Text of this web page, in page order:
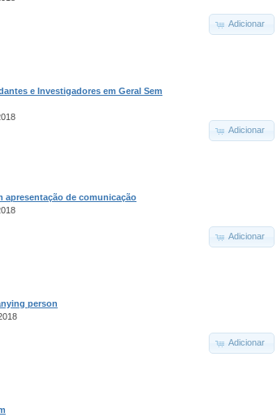
Adicionar
e Investigadores em Geral Sem
Adicionar
apresentação de comunicação
Adicionar
person
Adicionar